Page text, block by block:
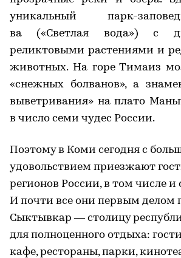
уникальный парк-
ва («Светлая вода») с
реликтовыми растениями и
животных. На горе Тимаиз
«снежных болванов», а
выветривания» на плато
в число семи чудес России.
Поэтому в Коми сегодня с
удовольствием приезжают
регионов России, в том числе и
И почти все они первым делом
Сыктывкар — столицу
для полноценного отдыха:
кафе, рестораны, парки,